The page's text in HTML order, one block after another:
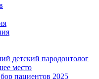
детский пародонтолог
место
пациентов 2025